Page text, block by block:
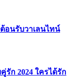
อนรับวาเลนไทน์
รัก 2024 ใครได้รัก